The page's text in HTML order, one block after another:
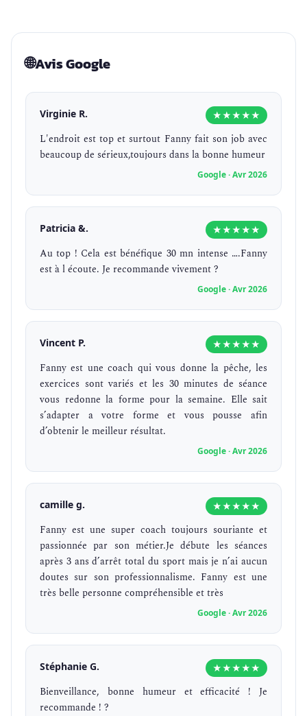
🌐Avis Google
Virginie R. ★★★★★
L'endroit est top et surtout Fanny fait son job avec
beaucoup de sérieux,toujours dans la bonne humeur
Google · Avr 2026
Patricia &. ★★★★★
Au top ! Cela est bénéfique 30 mn intense ….Fanny
est à l écoute. Je recommande vivement ?
Google · Avr 2026
Vincent P. ★★★★★
Fanny est une coach qui vous donne la pêche, les
exercices sont variés et les 30 minutes de séance
vous redonne la forme pour la semaine. Elle sait
s’adapter a votre forme et vous pousse afin
d’obtenir le meilleur résultat.
Google · Avr 2026
camille g. ★★★★★
Fanny est une super coach toujours souriante et
passionnée par son métier.Je débute les séances
après 3 ans d’arrêt total du sport mais je n’ai aucun
doutes sur son professionnalisme. Fanny est une
très belle personne compréhensible et très
Google · Avr 2026
Stéphanie G. ★★★★★
Bienveillance, bonne humeur et efficacité ! Je
recommande ! ?